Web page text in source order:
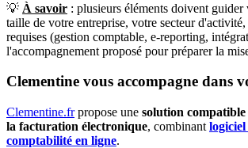
💡 À savoir : plusieurs éléments doivent guider
taille de votre entreprise, votre secteur
requises (gestion comptable, e-reporting,
l'accompagnement proposé pour préparer la
Clementine vous accompagne dans
Clementine.frpropose une solution compatible
la facturation électronique, combinant
comptabilité en ligne.